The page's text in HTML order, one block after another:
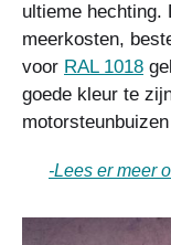
ultieme hechting.
meerkosten,
voor RAL 1018
goede kleur te
-Lees er meer